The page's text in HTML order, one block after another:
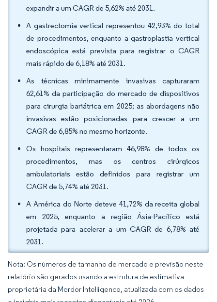
expandir a um CAGR de 5,62% até 2031.
A gastrectomia vertical representou 42,93% do total
de procedimentos, enquanto a gastroplastia vertical
endoscópica está prevista para registrar o CAGR
mais rápido de 6,18% até 2031.
As técnicas minimamente invasivas capturaram
62,61% da participação do mercado de dispositivos
para cirurgia bariátrica em 2025; as abordagens não
invasivas estão posicionadas para crescer a um
CAGR de 6,85% no mesmo horizonte.
Os hospitais representaram 46,98% de todos os
procedimentos, mas os centros cirúrgicos
ambulatoriais estão definidos para registrar um
CAGR de 5,74% até 2031.
A América do Norte deteve 41,72% da receita global
em 2025, enquanto a região Ásia-Pacífico está
projetada para acelerar a um CAGR de 6,78% até
2031.
Nota: Os números de tamanho de mercado e previsão neste
relatório são gerados usando a estrutura de estimativa
proprietária da Mordor Intelligence, atualizada com os dados